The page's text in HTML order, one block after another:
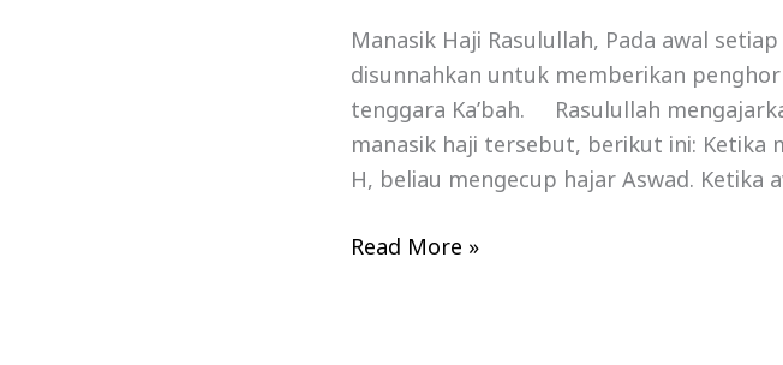
Manasik Haji Rasulullah, Pada awal
disunnahkan untuk memberikan
tenggara Ka’bah. Rasulullah
manasik haji tersebut, berikut ini:
H, beliau mengecup hajar Aswad. Ketika
Read More »